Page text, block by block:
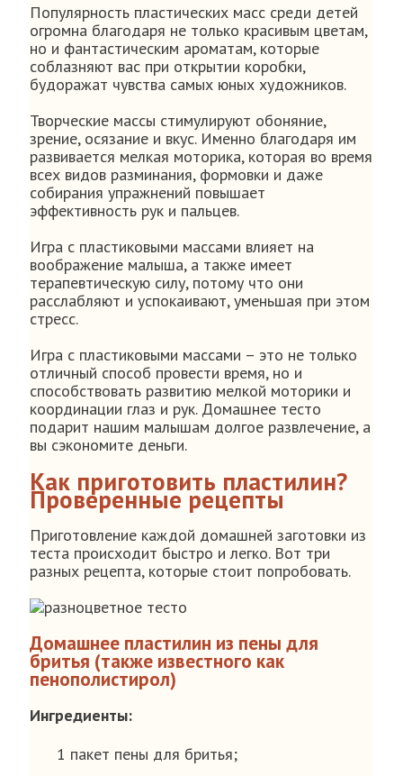
Популярность пластических масс среди детей
огромна благодаря не только красивым цветам,
но и фантастическим ароматам, которые
соблазняют вас при открытии коробки,
будоражат чувства самых юных художников.
Творческие массы стимулируют обоняние,
зрение, осязание и вкус. Именно благодаря им
развивается мелкая моторика, которая во время
всех видов разминания, формовки и даже
собирания упражнений повышает
эффективность рук и пальцев.
Игра с пластиковыми массами влияет на
воображение малыша, а также имеет
терапевтическую силу, потому что они
расслабляют и успокаивают, уменьшая при этом
стресс.
Игра с пластиковыми массами – это не только
отличный способ провести время, но и
способствовать развитию мелкой моторики и
координации глаз и рук. Домашнее тесто
подарит нашим малышам долгое развлечение, а
вы сэкономите деньги.
Как приготовить пластилин?
Проверенные рецепты
Приготовление каждой домашней заготовки из
теста происходит быстро и легко. Вот три
разных рецепта, которые стоит попробовать.
Домашнее пластилин из пены для
бритья (также известного как
пенополистирол)
Ингредиенты:
1 пакет пены для бритья;